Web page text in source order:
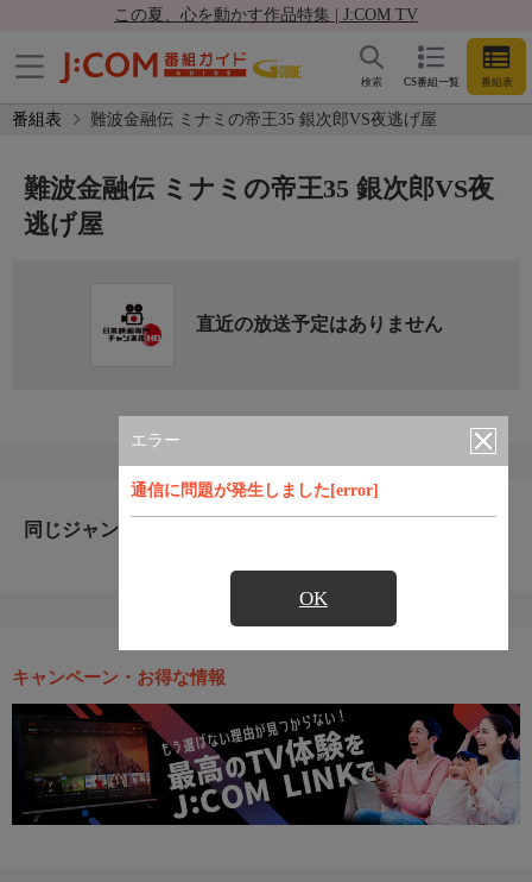
この夏、心を動かす作品特集 | J:COM TV
CS番組一覧 番組表
検索
番組表 難波金融伝 ミナミの帝王35 銀次郎VS夜逃げ屋
エラー
通信に問題が発生しました[error]
OK
難波金融伝 ミナミの帝王35 銀次郎VS夜
逃げ屋
直近の放送予定はありません
同じジャンルのおすすめ番組
キャンペーン・お得な情報